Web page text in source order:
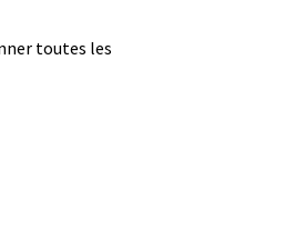
toutes les